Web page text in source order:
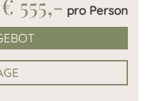
€ 555,- pro Person